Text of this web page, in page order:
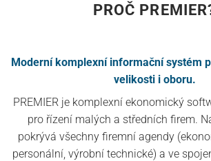
PROČ
Moderní komplexní informační systém
velikosti i oboru.
PREMIER je komplexní ekonomický
pro řízení malých a středních firem.
pokrývá všechny firemní agendy
personální, výrobní technické) a ve